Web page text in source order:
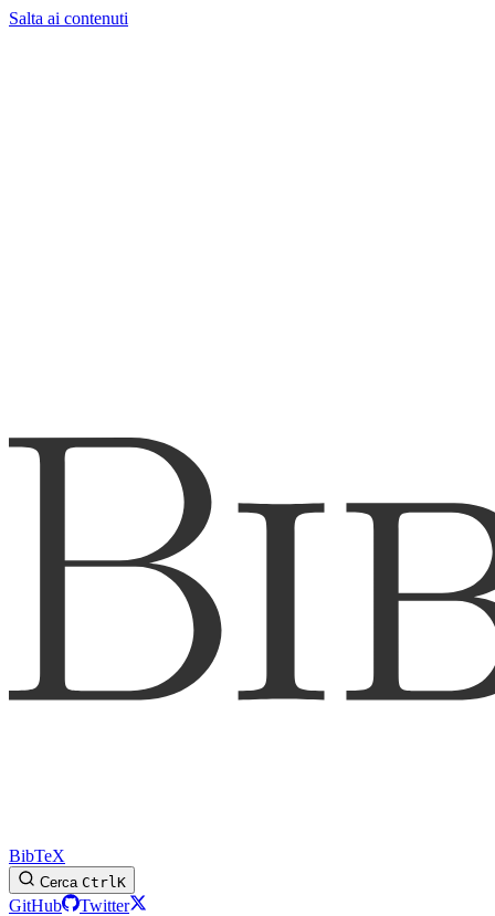
Salta ai contenuti
BibTeX
Cerca CtrlK
GitHub
Twitter